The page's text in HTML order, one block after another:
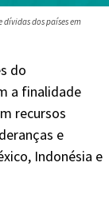
dos países em
do
a finalidade
recursos
e
Indonésia e